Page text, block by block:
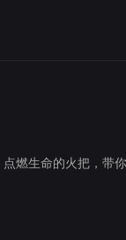
点燃生命的火把，带